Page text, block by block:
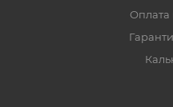
Оплата